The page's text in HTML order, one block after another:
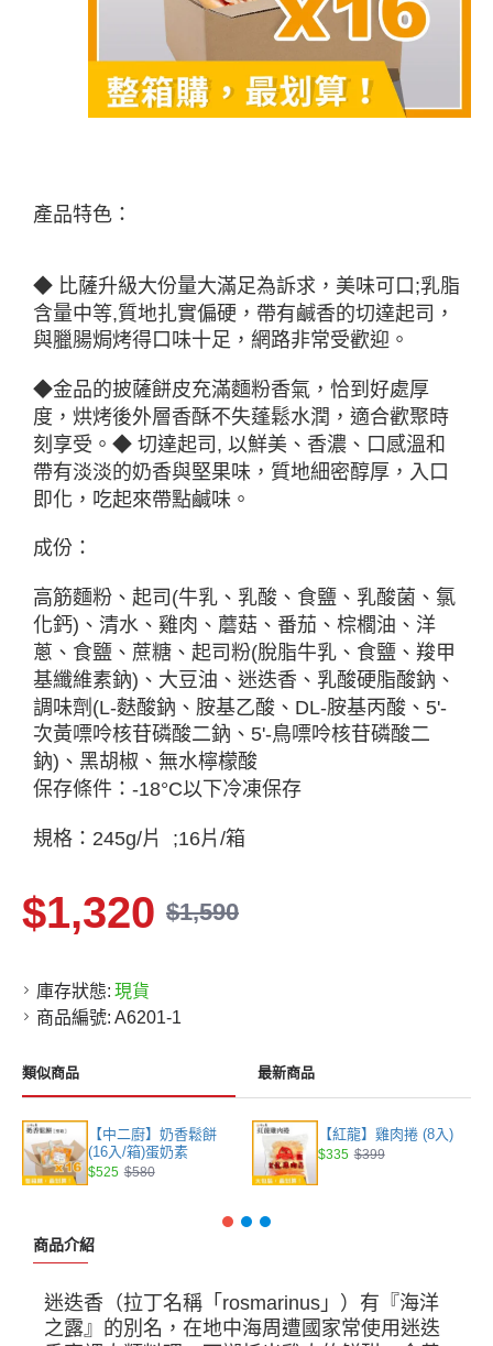
產品特色：
◆ 比薩升級大份量大滿足為訴求，美味可口;乳脂
含量中等,質地扎實偏硬，帶有鹹香的切達起司，
與臘腸焗烤得口味十足，網路非常受歡迎。
◆金品的披薩餅皮充滿麵粉香氣，恰到好處厚
度，烘烤後外層香酥不失蓬鬆水潤，適合歡聚時
刻享受。◆ 切達起司, 以鮮美、香濃、口感溫和
帶有淡淡的奶香與堅果味，質地細密醇厚，入口
即化，吃起來帶點鹹味。
成份：
高筋麵粉、起司(牛乳、乳酸、食鹽、乳酸菌、氯
化鈣)、清水、雞肉、蘑菇、番茄、棕櫚油、洋
蔥、食鹽、蔗糖、起司粉(脫脂牛乳、食鹽、羧甲
基纖維素鈉)、大豆油、迷迭香、乳酸硬脂酸鈉、
調味劑(L-麩酸鈉、胺基乙酸、DL-胺基丙酸、5'-
次黃嘌呤核苷磷酸二鈉、5'-鳥嘌呤核苷磷酸二
鈉)、黑胡椒、無水檸檬酸
保存條件：-18°C以下冷凍保存
規格：245g/片 ;16片/箱
庫存狀態: 現貨
商品編號: A6201-1
$1,320 $1,590
類似商品 最新商品
【中二廚】奶香鬆餅
(16入/箱)蛋奶素
$525 $580
【紅龍】雞肉捲 (8入)
$335 $399
商品介紹
迷迭香（拉丁名稱「rosmarinus」）有『海洋
之露』的別名，在地中海周遭國家常使用迷迭